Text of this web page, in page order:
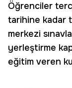
Öğrenciler
tarihine kadar
merkezi
yerleştirme
eğitim veren